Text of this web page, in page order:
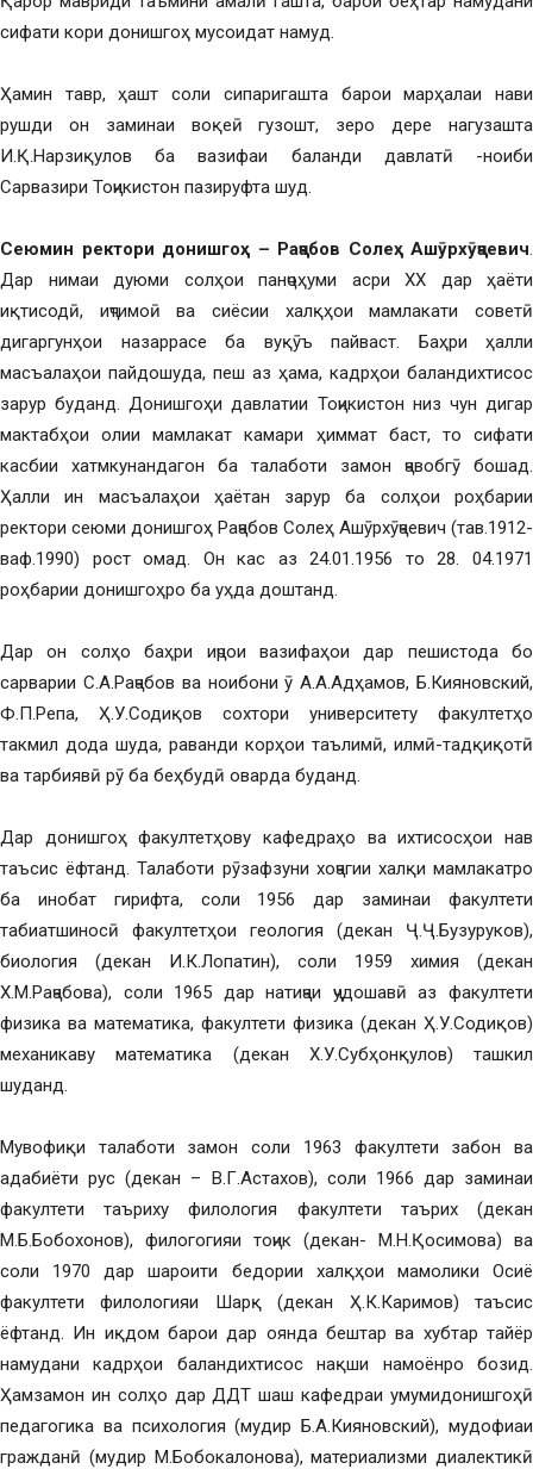
сифати кори донишгоҳ мусоидат намуд.
Ҳамин тавр, ҳашт соли сипаригашта барои марҳалаи нави
рушди он заминаи воқеӣ гузошт, зеро дере нагузашта
И.Қ.Нарзиқулов ба вазифаи баланди давлатӣ -ноиби
Сарвазири Тоҷикистон пазируфта шуд.
Сеюмин ректори донишгоҳ – Раҷабов Солеҳ Ашӯрхӯҷаевич.
Дар нимаи дуюми солҳои панҷоҳуми асри ХХ дар ҳаёти
иқтисодӣ, иҷтимоӣ ва сиёсии халқҳои мамлакати советӣ
дигаргунҳои назаррасе ба вуқӯъ пайваст. Баҳри ҳалли
масъалаҳои пайдошуда, пеш аз ҳама, кадрҳои баландихтисос
зарур буданд. Донишгоҳи давлатии Тоҷикистон низ чун дигар
мактабҳои олии мамлакат камари ҳиммат баст, то сифати
касбии хатмкунандагон ба талаботи замон ҷавобгӯ бошад.
Ҳалли ин масъалаҳои ҳаётан зарур ба солҳои роҳбарии
ректори сеюми донишгоҳ Раҷабов Солеҳ Ашӯрхӯҷаевич (тав.1912-
ваф.1990) рост омад. Он кас аз 24.01.1956 то 28. 04.1971
роҳбарии донишгоҳро ба уҳда доштанд.
Дар он солҳо баҳри иҷрои вазифаҳои дар пешистода бо
сарварии С.А.Раҷабов ва ноибони ӯ А.А.Адҳамов, Б.Кияновский,
Ф.П.Репа, Ҳ.У.Содиқов сохтори университету факултетҳо
такмил дода шуда, раванди корҳои таълимӣ, илмӣ-тадқиқотӣ
ва тарбиявӣ рӯ ба беҳбудӣ оварда буданд.
Дар донишгоҳ факултетҳову кафедраҳо ва ихтисосҳои нав
таъсис ёфтанд. Талаботи рӯзафзуни хоҷагии халқи мамлакатро
ба инобат гирифта, соли 1956 дар заминаи факултети
табиатшиносӣ факултетҳои геология (декан Ҷ.Ҷ.Бузуруков),
биология (декан И.К.Лопатин), соли 1959 химия (декан
Х.М.Раҷабова), соли 1965 дар натиҷаи ҷудошавӣ аз факултети
физика ва математика, факултети физика (декан Ҳ.У.Содиқов)
механикаву математика (декан Х.У.Субҳонқулов) ташкил
шуданд.
Мувофиқи талаботи замон соли 1963 факултети забон ва
адабиёти рус (декан – В.Г.Астахов), соли 1966 дар заминаи
факултети таъриху филология факултети таърих (декан
М.Б.Бобохонов), филогогияи тоҷик (декан- М.Н.Қосимова) ва
соли 1970 дар шароити бедории халқҳои мамолики Осиё
факултети филологияи Шарқ (декан Ҳ.К.Каримов) таъсис
ёфтанд. Ин иқдом барои дар оянда бештар ва хубтар тайёр
намудани кадрҳои баландихтисос нақши намоёнро бозид.
Ҳамзамон ин солҳо дар ДДТ шаш кафедраи умумидонишгоҳӣ
педагогика ва психология (мудир Б.А.Кияновский), мудофиаи
гражданӣ (мудир М.Бобокалонова), материализми диалектикӣ